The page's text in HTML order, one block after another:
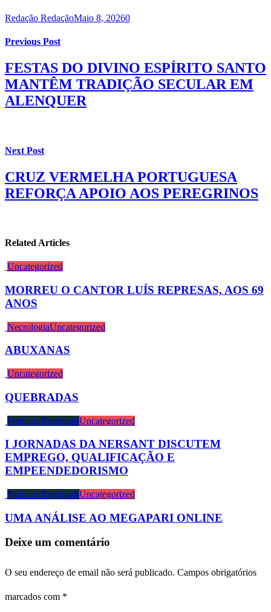
Redação RedaçãoMaio 8, 20260
Previous Post
FESTAS DO DIVINO ESPÍRITO SANTO
MANTÊM TRADIÇÃO SECULAR EM
ALENQUER
Next Post
CRUZ VERMELHA PORTUGUESA
REFORÇA APOIO AOS PEREGRINOS
Related Articles
Uncategorized
MORREU O CANTOR LUÍS REPRESAS, AOS 69
ANOS
NecrologiaUncategorized
ABUXANAS
Uncategorized
QUEBRADAS
Notícias RegionaisUncategorized
I JORNADAS DA NERSANT DISCUTEM
EMPREGO, QUALIFICAÇÃO E
EMPEENDEDORISMO
Notícias RegionaisUncategorized
UMA ANÁLISE AO MEGAPARI ONLINE
Deixe um comentário
O seu endereço de email não será publicado. Campos obrigatórios
marcados com *